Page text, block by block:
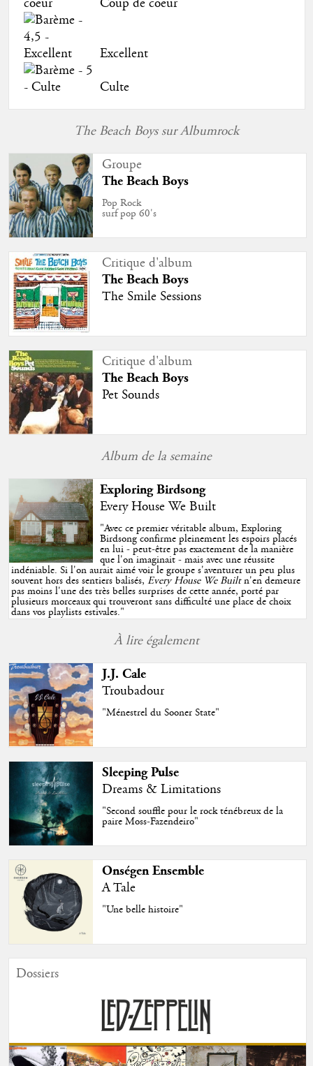
Coup de coeur
Excellent
Culte
The Beach Boys sur Albumrock
Groupe
The Beach Boys
Pop Rock
surf pop 60's
Critique d'album
The Beach Boys
The Smile Sessions
Critique d'album
The Beach Boys
Pet Sounds
Album de la semaine
Exploring Birdsong
Every House We Built
"Avec ce premier véritable album, Exploring
Birdsong confirme pleinement les espoirs placés
en lui - peut-être pas exactement de la manière
que l'on imaginait - mais avec une réussite
indéniable. Si l'on aurait aimé voir le groupe s'aventurer un peu plus
souvent hors des sentiers balisés,Every House We Builtn'en demeure
pas moins l'une des très belles surprises de cette année, porté par
plusieurs morceaux qui trouveront sans difficulté une place de choix
dans vos playlists estivales."
À lire également
J.J. Cale
Troubadour
"Ménestrel du Sooner State"
Sleeping Pulse
Dreams & Limitations
"Second souffle pour le rock ténébreux de la
paire Moss-Fazendeiro"
Onségen Ensemble
A Tale
"Une belle histoire"
Dossiers